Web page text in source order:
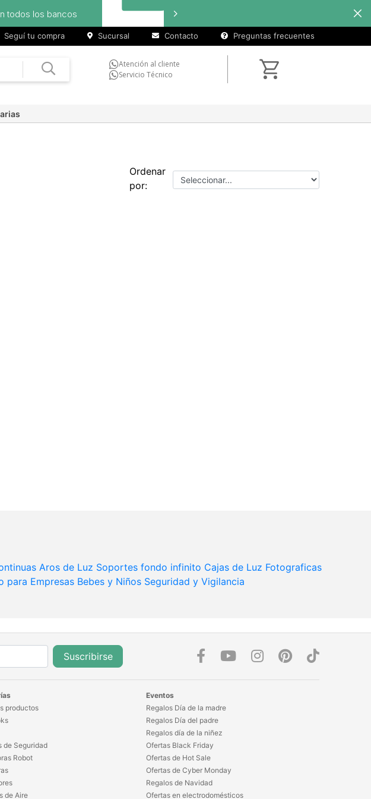
todos los bancos
Seguí tu compra Sucursal Contacto Preguntas frecuentes
Atención al cliente
Servicio Técnico
Ordenar
por:
Aros de Luz Soportes fondo infinito Cajas de Luz Fotograficas
para Empresas Bebes y Niños Seguridad y Vigilancia
Suscribirse
productos
de Seguridad
Robot
de Aire
Eventos
Regalos Día de la madre
Regalos Día del padre
Regalos día de la niñez
Ofertas Black Friday
Ofertas de Hot Sale
Ofertas de Cyber Monday
Regalos de Navidad
Ofertas en electrodomésticos